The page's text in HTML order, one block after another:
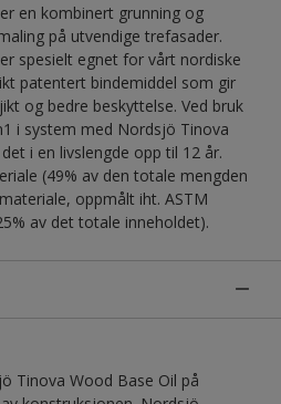
en kombinert grunning og
på utvendige trefasader.
spesielt egnet for vårt nordiske
patentert bindemiddel som gir
og bedre beskyttelse. Ved bruk
i system med Nordsjö Tinova
i en livslengde opp til 12 år.
(49% av den totale mengden
oppmålt iht. ASTM
av det totale inneholdet).
Tinova Wood Base Oil på